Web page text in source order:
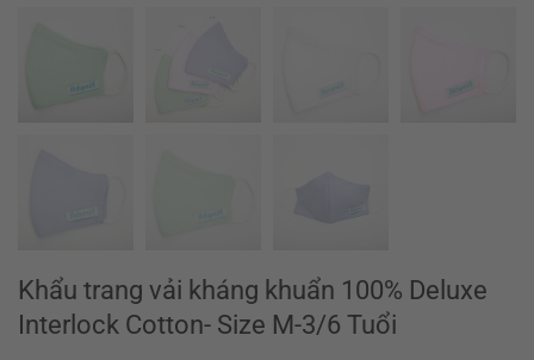
Khẩu trang vải kháng khuẩn 100% Deluxe
Interlock Cotton- Size M-3/6 Tuổi